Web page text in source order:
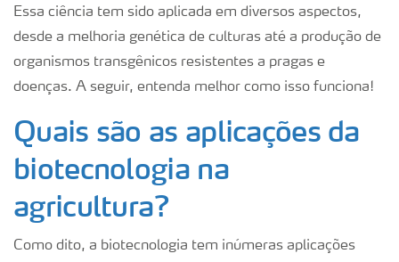
Essa ciência tem sido aplicada em diversos aspectos,
desde a melhoria genética de culturas até a produção de
organismos transgênicos resistentes a pragas e
doenças. A seguir, entenda melhor como isso funciona!
Quais são as aplicações da
biotecnologia na
agricultura?
Como dito, a biotecnologia tem inúmeras aplicações